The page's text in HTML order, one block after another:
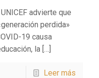
advierte que
perdida»
19 causa
la […]
Leer más